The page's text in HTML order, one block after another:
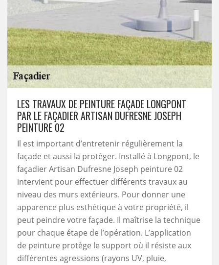
LES TRAVAUX DE PEINTURE FAÇADE LONGPONT
PAR LE FAÇADIER ARTISAN DUFRESNE JOSEPH
PEINTURE 02
Il est important d’entretenir régulièrement la
façade et aussi la protéger. Installé à Longpont, le
façadier Artisan Dufresne Joseph peinture 02
intervient pour effectuer différents travaux au
niveau des murs extérieurs. Pour donner une
apparence plus esthétique à votre propriété, il
peut peindre votre façade. Il maîtrise la technique
pour chaque étape de l’opération. L’application
de peinture protège le support où il résiste aux
différentes agressions (rayons UV, pluie,